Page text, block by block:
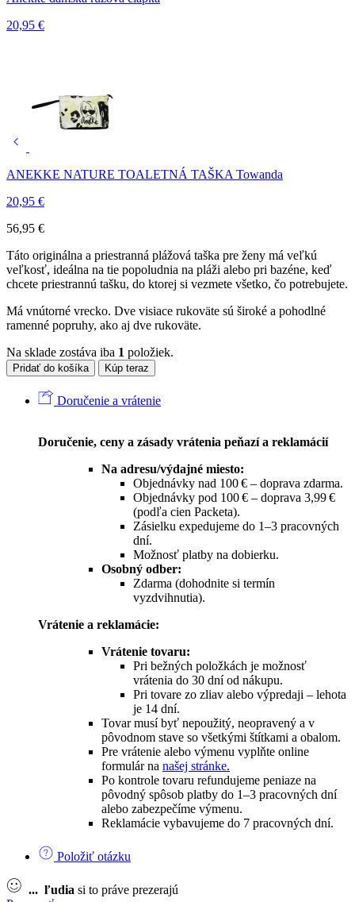
20,95 €
ANEKKE NATURE TOALETNÁ TAŠKA Towanda
20,95 €
56,95 €
Táto originálna a priestranná plážová taška pre ženy má veľkú
veľkosť, ideálna na tie popoludnia na pláži alebo pri bazéne, keď
chcete priestrannú tašku, do ktorej si vezmete všetko, čo potrebujete.
Má vnútorné vrecko. Dve visiace rukoväte sú široké a pohodlné
ramenné popruhy, ako aj dve rukoväte.
Na sklade zostáva iba 1 položiek.
Pridať do košíka Kúp teraz
Doručenie a vrátenie
Doručenie, ceny a zásady vrátenia peňazí a reklamácií
Na adresu/výdajné miesto:
Objednávky nad 100 € – doprava zdarma.
Objednávky pod 100 € – doprava 3,99 €
(podľa cien Packeta).
Zásielku expedujeme do 1–3 pracovných
dní.
Možnosť platby na dobierku.
Osobný odber:
Zdarma (dohodnite si termín
vyzdvihnutia).
Vrátenie a reklamácie:
Vrátenie tovaru:
Pri bežných položkách je možnosť
vrátenia do 30 dní od nákupu.
Pri tovare zo zliav alebo výpredaji – lehota
je 14 dní.
Tovar musí byť nepoužitý, neopravený a v
pôvodnom stave so všetkými štítkami a obalom.
Pre vrátenie alebo výmenu vyplňte online
formulár na našej stránke.
Po kontrole tovaru refundujeme peniaze na
pôvodný spôsob platby do 1–3 pracovných dní
alebo zabezpečíme výmenu.
Reklamácie vybavujeme do 7 pracovných dní.
Položiť otázku
... ľudia si to práve prezerajú